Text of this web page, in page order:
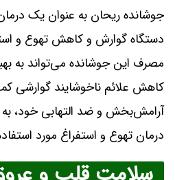
جوشانده ریحان به عنوان یک
دستگاه گوارش و کاهش تهوع و
مصرف این جوشانده می‌تواند به
کاهش علائم ناخوشایند گوارشی
آرامش‌بخش و ضد التهابی خود، به
درمان تهوع و استفراغ مورد